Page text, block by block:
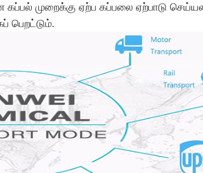
முறைக்கு ஏற்ப கப்பலை ஏற்பாடு
பெறட்டும்.